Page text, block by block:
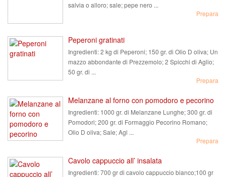
salvia o alloro; sale; pepe nero ...
Prepara
Peperoni gratinati
Ingredienti:2 kg di Peperoni; 150 gr. di Olio D oliva; Un
mazzo abbondante di Prezzemolo; 2 Spicchi di Aglio;
50 gr. di ...
Prepara
Melanzane al forno con pomodoro e pecorino
Ingredienti: 1000 gr. di Melanzane Lunghe; 300 gr. di
Pomodori; 200 gr. di Formaggio Pecorino Romano;
Olio D oliva; Sale; Agl ...
Prepara
Cavolo cappuccio all’ insalata
Ingredienti:700 gr di cavolo cappuccio bianco;100 gr